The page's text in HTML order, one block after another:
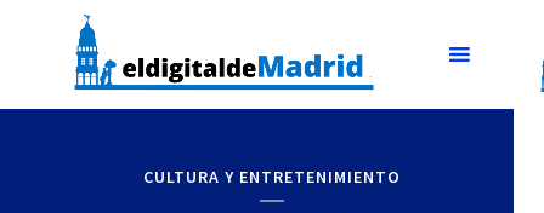
CULTURA Y ENTRETENIMIENTO